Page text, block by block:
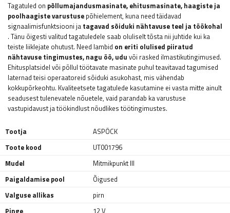
Tagatuled on põllumajandusmasinate, ehitusmasinate, haagiste ja
poolhaagiste varustuse põhielement, kuna need täidavad
signaalimisfunktsiooni ja tagavad sõiduki nähtavuse teel ja töökohal
. Tänu õigesti valitud tagatuledele saab oluliselt tõsta nii juhtide kui ka
teiste liiklejate ohutust. Need lambid on eriti olulised piiratud
nähtavuse tingimustes, nagu öö, udu või rasked ilmastikutingimused.
Ehitusplatsidel või põllul töötavate masinate puhul teavitavad tagumised
laternad teisi operaatoreid sõiduki asukohast, mis vähendab
kokkupõrkeohtu. Kvaliteetsete tagatulede kasutamine ei vasta mitte ainult
seadusest tulenevatele nõuetele, vaid parandab ka varustuse
vastupidavust ja töökindlust nõudlikes töötingimustes.
Tootja
ASPÖCK
Toote kood
UT001796
Mudel
Mitmikpunkt III
Paigaldamise pool
Õigused
Valguse allikas
pirn